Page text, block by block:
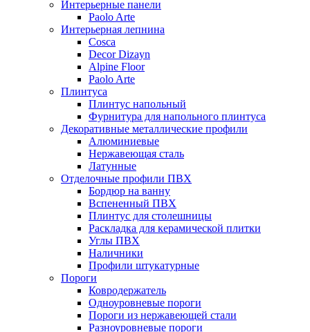
Интерьерные панели
Paolo Arte
Интерьерная лепнина
Cosca
Decor Dizayn
Alpine Floor
Paolo Arte
Плинтуса
Плинтус напольный
Фурнитура для напольного плинтуса
Декоративные металлические профили
Алюминиевые
Нержавеющая сталь
Латунные
Отделочные профили ПВХ
Бордюр на ванну
Вспененный ПВХ
Плинтус для столешницы
Раскладка для керамической плитки
Углы ПВХ
Наличники
Профили штукатурные
Пороги
Ковродержатель
Одноуровневые пороги
Пороги из нержавеющей стали
Разноуровневые пороги